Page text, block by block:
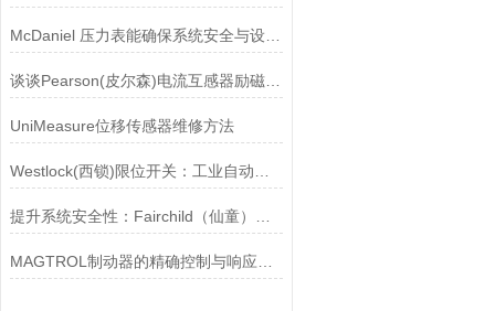
McDaniel 压力表能确保系统安全与设备寿命延长
谈谈Pearson(皮尔森)电流互感器励磁特性试验的目的
UniMeasure位移传感器维修方法